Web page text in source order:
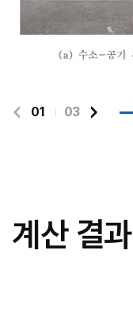
01 03
계산 결과